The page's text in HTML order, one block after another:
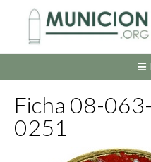
contenido
Ficha 08-
0251